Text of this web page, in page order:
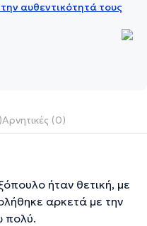
αυθεντικότητά τους
Αρνητικές (0)
ήταν θετική, με
αρκετά με την
πολύ.